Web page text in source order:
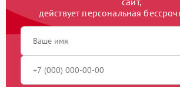
действует персональная